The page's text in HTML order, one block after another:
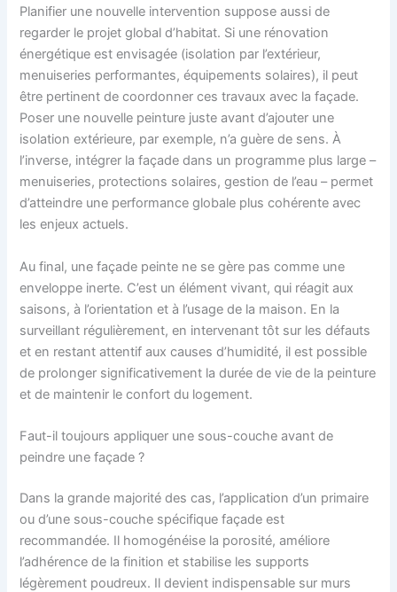
Planifier une nouvelle intervention suppose aussi de
regarder le projet global d’habitat. Si une rénovation
énergétique est envisagée (isolation par l’extérieur,
menuiseries performantes, équipements solaires), il peut
être pertinent de coordonner ces travaux avec la façade.
Poser une nouvelle peinture juste avant d’ajouter une
isolation extérieure, par exemple, n’a guère de sens. À
l’inverse, intégrer la façade dans un programme plus large –
menuiseries, protections solaires, gestion de l’eau – permet
d’atteindre une performance globale plus cohérente avec
les enjeux actuels.
Au final, une façade peinte ne se gère pas comme une
enveloppe inerte. C’est un élément vivant, qui réagit aux
saisons, à l’orientation et à l’usage de la maison. En la
surveillant régulièrement, en intervenant tôt sur les défauts
et en restant attentif aux causes d’humidité, il est possible
de prolonger significativement la durée de vie de la peinture
et de maintenir le confort du logement.
Faut-il toujours appliquer une sous-couche avant de
peindre une façade ?
Dans la grande majorité des cas, l’application d’un primaire
ou d’une sous-couche spécifique façade est
recommandée. Il homogénéise la porosité, améliore
l’adhérence de la finition et stabilise les supports
légèrement poudreux. Il devient indispensable sur murs